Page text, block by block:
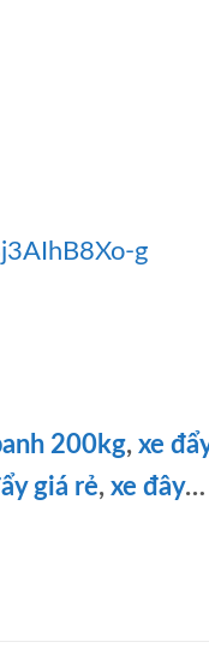
g
200kg, xe
giá rẻ, xe đây…